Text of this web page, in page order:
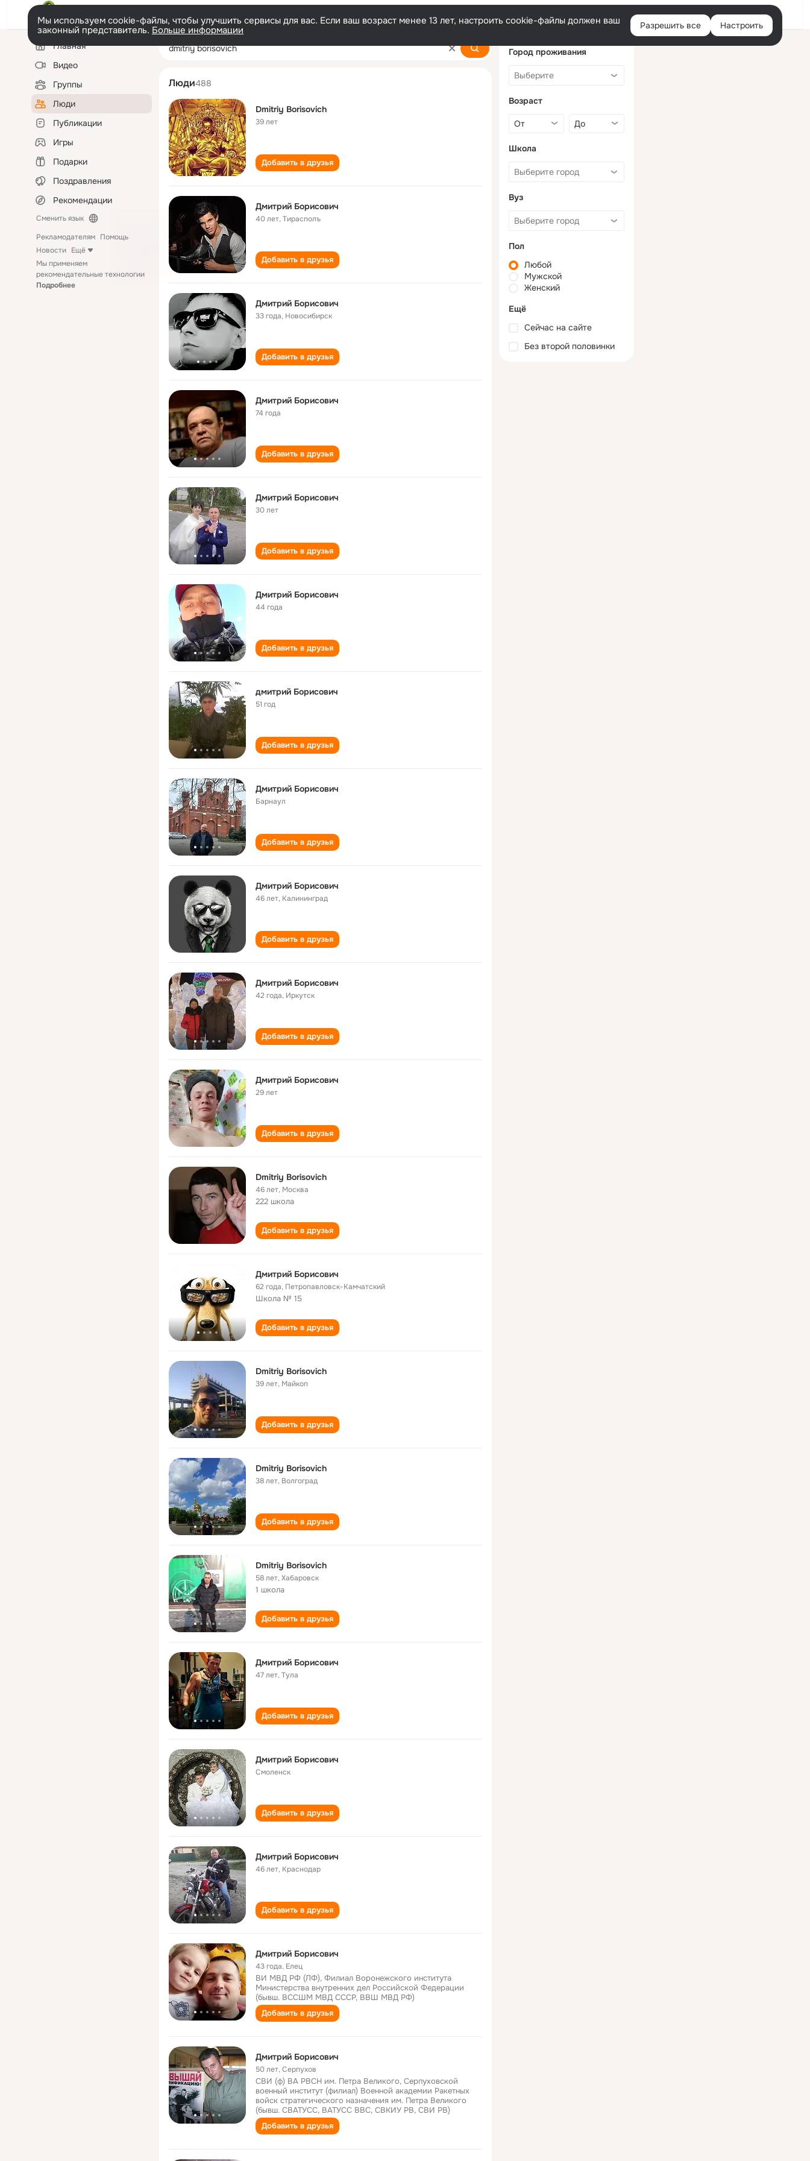
Войти
Мы используем cookie-файлы, чтобы улучшить сервисы для вас. Если ваш возраст менее 13 лет, настроить cookie-файлы должен ваш
законный представитель. Больше информации Разрешить все Настроить
Левая
колонкаГлавная
Видео
Группы
Люди
Публикации
Игры
Подарки
Поздравления
Рекомендации
Сменить язык
Рекламодателям Помощь
Новости Ещё
Мы применяем
рекомендательные технологии
Подробнее
dmitriy borisovich
Люди488
Dmitriy Borisovich
39 лет
Добавить в друзья
Дмитрий Борисович
40 лет,Тирасполъ
Добавить в друзья
Дмитрий Борисович
33 года, Новосибирск
Добавить в друзья
Дмитрий Борисович
74 года
Добавить в друзья
Дмитрий Борисович
30 лет
Добавить в друзья
Дмитрий Борисович
44 года
Добавить в друзья
дмитрий Борисович
51 год
Добавить в друзья
Дмитрий Борисович
Барнаул
Добавить в друзья
Дмитрий Борисович
46 лет, Калининград
Добавить в друзья
Дмитрий Борисович
42 года, Иркутск
Добавить в друзья
Дмитрий Борисович
29 лет
Добавить в друзья
Dmitriy Borisovich
46 лет, Москва
222 школа
Добавить в друзья
Дмитрий Борисович
62 года, Петропавловск-Камчатский
Школа № 15
Добавить в друзья
Dmitriy Borisovich
39 лет, Майкоп
Добавить в друзья
Dmitriy Borisovich
38 лет, Волгоград
Добавить в друзья
Dmitriy Borisovich
58 лет,Хабаровск
1 школа
Добавить в друзья
Дмитрий Борисович
47 лет,Тула
Добавить в друзья
Дмитрий Борисович
Смоленск
Добавить в друзья
Дмитрий Борисович
46 лет, Краснодар
Добавить в друзья
Дмитрий Борисович
43 года, Елец
ВИ МВД РФ (ЛФ), Филиал Воронежского института
Министерства внутренних дел Российской Федерации
(бывш. ВССШМ МВД СССР, ВВШ МВД РФ)
Добавить в друзья
Дмитрий Борисович
50 лет,Серпухов
СВИ (ф) ВА РВСН им. Петра Великого, Серпуховской
военный институт (филиал) Военной академии Ракетных
войск стратегического назначения им. Петра Великого
(бывш. СВАТУСС, ВАТУСС ВВС, СВКИУ РВ, СВИ РВ)
Добавить в друзья
Город проживания
Возраст
Школа
Вуз
Пол
Любой
Мужской
Женский
Ещё
Сейчас на сайте
Без второй половинки